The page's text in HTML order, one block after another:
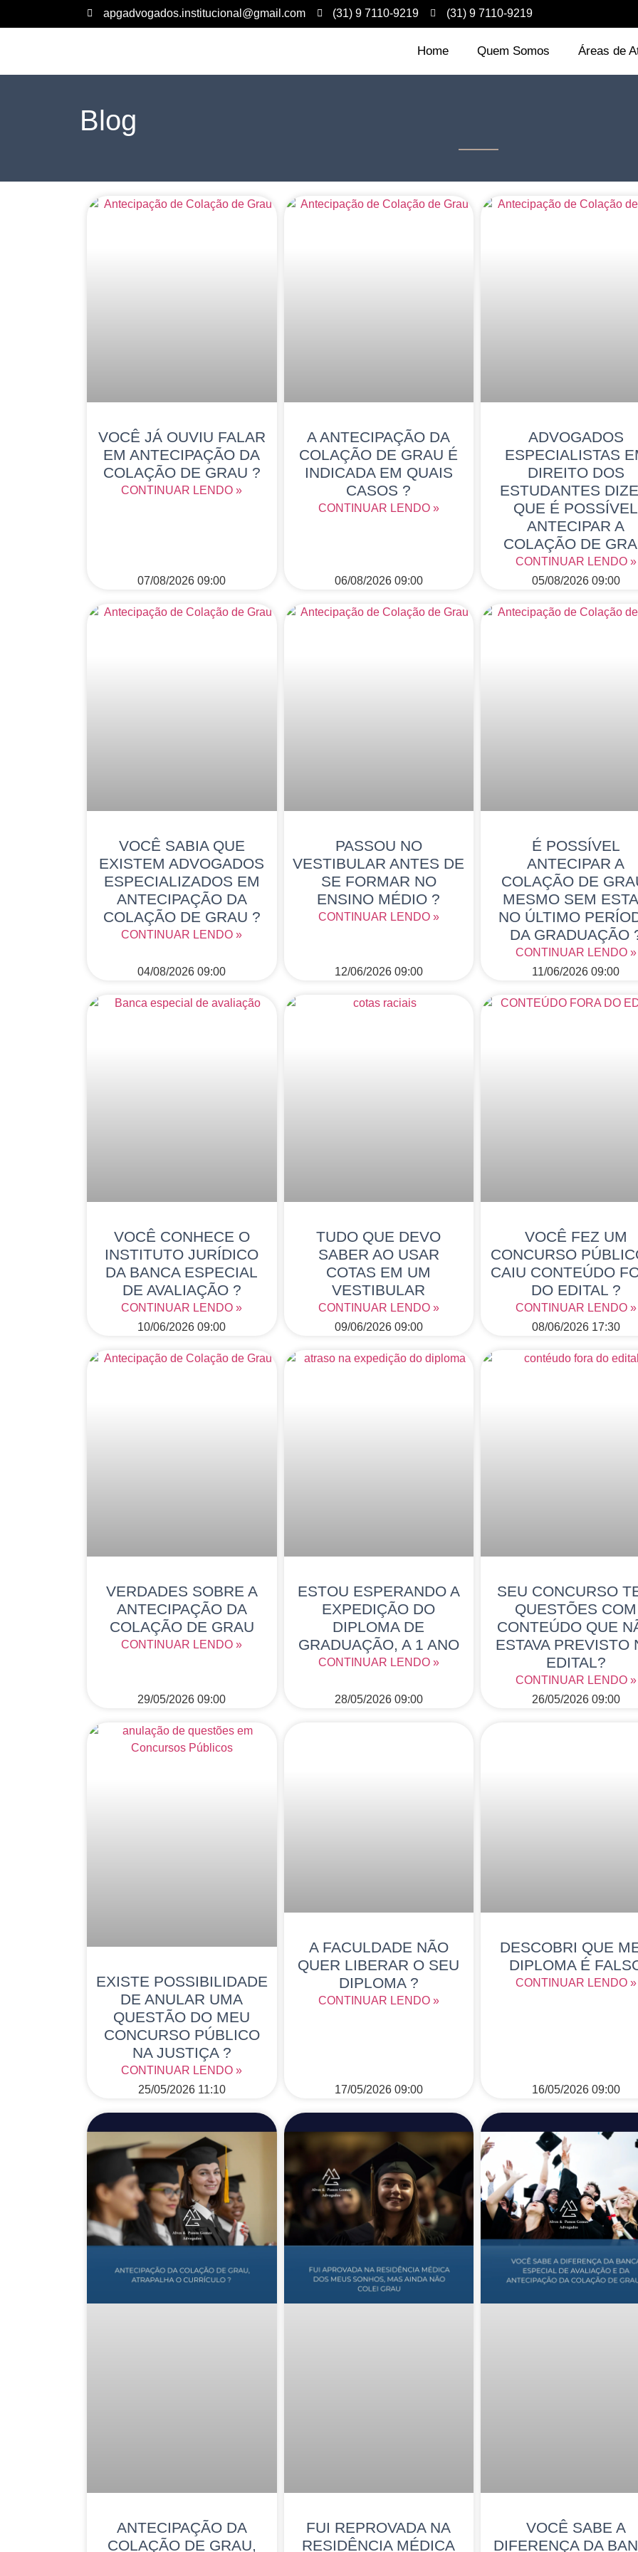
apgadvogados.institucional@gmail.com (31) 9 7110-9219 (31) 9 7110-9219
Home Quem Somos Áreas de
Blog
VOCÊ JÁ OUVIU FALAR
EM ANTECIPAÇÃO DA
COLAÇÃO DE GRAU ?
CONTINUAR LENDO »
07/08/202609:00
A ANTECIPAÇÃO DA
COLAÇÃO DE GRAU É
INDICADA EM QUAIS
CASOS ?
CONTINUAR LENDO »
06/08/2026 09:00
ADVOGADOS
ESPECIALISTAS
DIREITO DOS
ESTUDANTES
QUE É POSSÍVEL
ANTECIPAR A
COLAÇÃO DE
CONTINUAR LENDO »
05/08/2026 09:00
VOCÊ SABIA QUE
EXISTEM ADVOGADOS
ESPECIALIZADOS EM
ANTECIPAÇÃO DA
COLAÇÃO DE GRAU ?
CONTINUAR LENDO »
04/08/202609:00
PASSOU NO
VESTIBULAR ANTES DE
SE FORMAR NO
ENSINO MÉDIO ?
CONTINUAR LENDO »
12/06/2026 09:00
É POSSÍVEL
ANTECIPAR A
COLAÇÃO DE
MESMO SEM
NO ÚLTIMO
DA GRADUAÇÃO
CONTINUAR LENDO »
11/06/202609:00
VOCÊ CONHECE O
INSTITUTO JURÍDICO
DA BANCA ESPECIAL
DE AVALIAÇÃO ?
CONTINUAR LENDO »
10/06/202609:00
TUDO QUE DEVO
SABER AO USAR
COTAS EM UM
VESTIBULAR
CONTINUAR LENDO »
09/06/2026 09:00
VOCÊ FEZ UM
CONCURSO
CAIU CONTEÚDO
DO EDITAL ?
CONTINUAR LENDO »
08/06/2026 17:30
VERDADES SOBRE A
ANTECIPAÇÃO DA
COLAÇÃO DE GRAU
CONTINUAR LENDO »
29/05/202609:00
ESTOU ESPERANDO A
EXPEDIÇÃO DO
DIPLOMA DE
GRADUAÇÃO, A 1 ANO
CONTINUAR LENDO »
28/05/2026 09:00
SEU CONCURSO
QUESTÕES COM
CONTEÚDO QUE
ESTAVA PREVISTO
EDITAL?
CONTINUAR LENDO »
26/05/2026 09:00
EXISTE POSSIBILIDADE
DE ANULAR UMA
QUESTÃO DO MEU
CONCURSO PÚBLICO
NA JUSTIÇA ?
CONTINUAR LENDO »
25/05/2026 11:10
A FACULDADE NÃO
QUER LIBERAR O SEU
DIPLOMA ?
CONTINUAR LENDO »
17/05/2026 09:00
DESCOBRI QUE
DIPLOMA É
CONTINUAR LENDO »
16/05/2026 09:00
ANTECIPAÇÃO DA
COLAÇÃO DE GRAU,
FUI REPROVADA NA
RESIDÊNCIA MÉDICA
VOCÊ SABE A
DIFERENÇA DA